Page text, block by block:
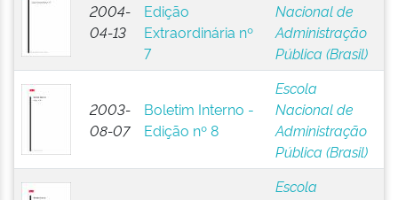
2004-
04-13
Edição
Extraordinária nº
7
Nacional de
Administração
Pública (Brasil)
2003-
08-07
Boletim Interno -
Edição nº 8
Escola
Nacional de
Administração
Pública (Brasil)
Escola